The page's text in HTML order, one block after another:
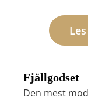
Fjällgodset
Den mest